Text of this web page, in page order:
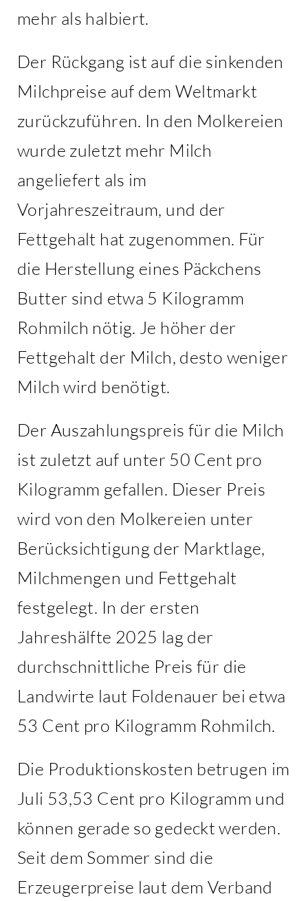
mehr als halbiert.
Der Rückgang ist auf die sinkenden
Milchpreise auf dem Weltmarkt
zurückzuführen. In den Molkereien
wurde zuletzt mehr Milch
angeliefert als im
Vorjahreszeitraum, und der
Fettgehalt hat zugenommen. Für
die Herstellung eines Päckchens
Butter sind etwa 5 Kilogramm
Rohmilch nötig. Je höher der
Fettgehalt der Milch, desto weniger
Milch wird benötigt.
Der Auszahlungspreis für die Milch
ist zuletzt auf unter 50 Cent pro
Kilogramm gefallen. Dieser Preis
wird von den Molkereien unter
Berücksichtigung der Marktlage,
Milchmengen und Fettgehalt
festgelegt. In der ersten
Jahreshälfte 2025 lag der
durchschnittliche Preis für die
Landwirte laut Foldenauer bei etwa
53 Cent pro Kilogramm Rohmilch.
Die Produktionskosten betrugen im
Juli 53,53 Cent pro Kilogramm und
können gerade so gedeckt werden.
Seit dem Sommer sind die
Erzeugerpreise laut dem Verband